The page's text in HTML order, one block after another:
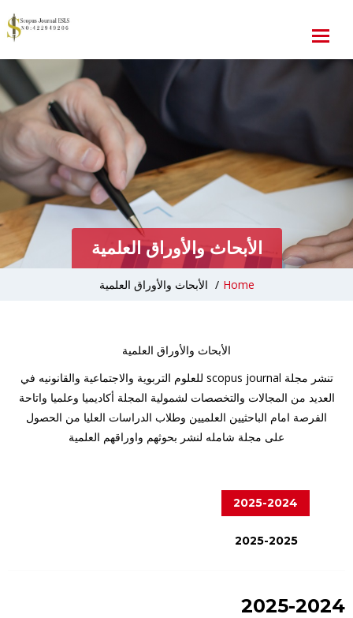
الأبحاث والأوراق العلمية
Home
/ الأبحاث والأوراق العلمية
الأبحاث والأوراق العلمية
تنشر مجلة scopus journal للعلوم التربوية والاجتماعية والقانونيه في
العديد من المجالات والتخصصات لشمولية المجلة أكاديميا وعلميا واتاحة
الفرصة امام الباحثيين العلميين وطلاب الدراسات العليا من الحصول
على مجلة شامله لنشر بحوثهم واوراقهم العلمية
2025-2024
2025-2025
2025-2024